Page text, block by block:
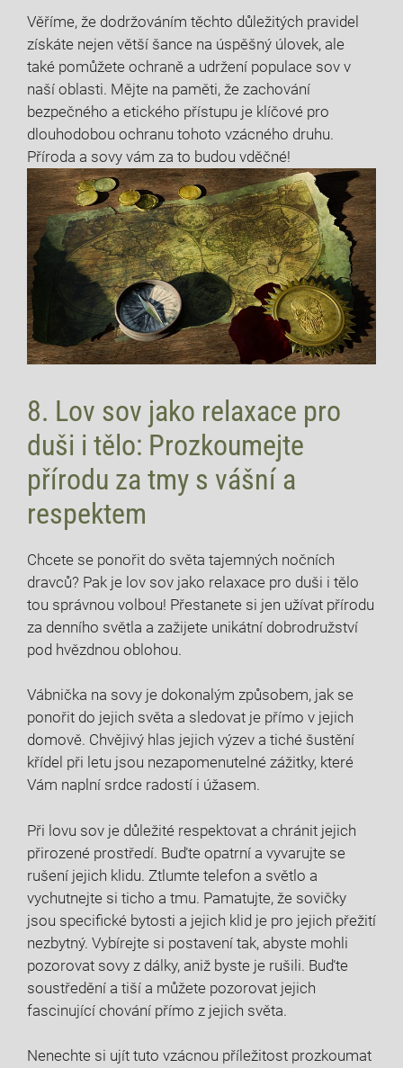
Věříme,‍ že dodržováním těchto důležitých pravidel
‍získáte nejen větší šance ⁤na úspěšný úlovek,‍ ale
také pomůžete⁣ ochraně a udržení populace ‍sov v
naší oblasti. Mějte ‍na‍ paměti, že⁢ zachování
bezpečného a ‌etického⁤ přístupu⁢ je klíčové pro
dlouhodobou⁣ ochranu tohoto vzácného druhu.
Příroda a sovy vám za to budou ‍vděčné!
8.⁢ Lov ‍sov jako relaxace pro
duši i tělo: Prozkoumejte
přírodu za tmy s vášní a⁤
respektem
Chcete ‌se ponořit do‌ světa tajemných nočních
dravců? Pak je lov sov ⁤jako relaxace pro duši i tělo⁣
tou správnou volbou! ​Přestanete si jen⁤ užívat přírodu
za ⁤denního ⁢světla a⁢ zažijete unikátní dobrodružství⁢
pod⁢ hvězdnou oblohou.
Vábnička na sovy je dokonalým způsobem, jak se‌
ponořit do jejich světa a sledovat​ je⁤ přímo⁤ v ⁣jejich
domově. Chvějivý hlas jejich výzev a tiché šustění
křídel při ⁤letu jsou nezapomenutelné ⁣zážitky, které
Vám naplní srdce ⁤radostí i úžasem.
Při ⁢lovu⁤ sov je​ důležité respektovat a chránit‌ jejich
přirozené prostředí. Buďte opatrní ‍a vyvarujte se
rušení jejich klidu. Ztlumte telefon a⁣ světlo ⁢a
vychutnejte si ticho a tmu. Pamatujte, že sovičky
jsou specifické ⁤bytosti a jejich klid je pro jejich přežití
nezbytný. Vybírejte si postavení tak, abyste ‍mohli
pozorovat sovy ⁢z dálky, aniž byste je ⁢rušili.⁢ Buďte
soustředění ⁤a tiší a můžete pozorovat ‍jejich⁣
fascinující chování přímo‌ z jejich světa.
Nenechte si ujít tuto‍ vzácnou příležitost prozkoumat